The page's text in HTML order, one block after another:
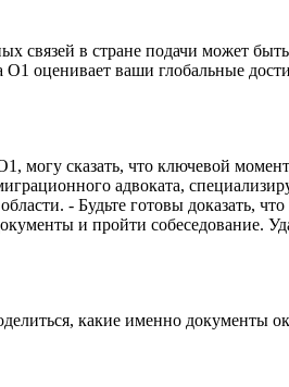
связей в стране подачи может
оценивает ваши глобальные
могу сказать, что ключевой
адвоката,
- Будьте готовы доказать,
и пройти собеседование.
какие именно документы